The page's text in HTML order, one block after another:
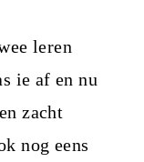
leren
ie af en nu
zacht
nog eens